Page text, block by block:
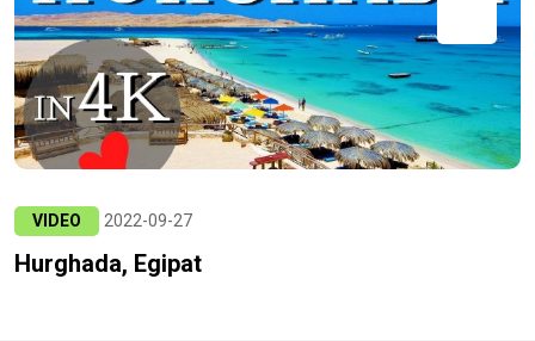
VIDEO 2022-09-27
Hurghada, Egipat